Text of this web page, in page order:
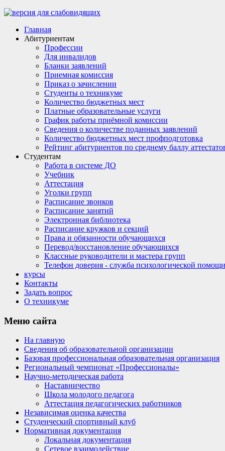
Главная
Абитуриентам
Профессии
Для инвалидов
Бланки заявлений
Приемная комиссия
Приказ о зачислении
Студенты о техникуме
Количество бюджетных мест
Платные образовательные услуги
График работы приёмной комиссии
Сведения о количестве поданных заявлений
Количество бюджетных мест профподготовка
Рейтинг абитуриентов по среднему баллу
Студентам
Работа в системе ДО
Учебник
Аттестация
Уголки групп
Расписание звонков
Расписание занятий
Электронная библиотека
Расписание кружков и секций
Права и обязанности обучающихся
Перевод/восстановление обучающихся
Классные руководители и мастера групп
Телефон доверия - служба психологической помощи
курсы
Контакты
Задать вопрос
О техникуме
Меню сайта
На главную
Сведения об образовательной организации
Базовая профессиональная образовательная организация
Региональный чемпионат «Профессионалы»
Научно-методическая работа
Наставничество
Школа молодого педагога
Аттестация педагогических работников
Независимая оценка качества
Студенческий спортивный клуб
Нормативная документация
Локальная документация
Сетевое взаимодействие